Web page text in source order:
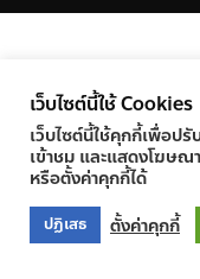
เว็บไซต์นี้ใช้ Cookies
เว็บไซต์นี้ใช้คุกกี้เพื่อปรั
เข้าชม และแสดงโฆษ
หรือตั้งค่าคุกกี้ได้
ปฏิเสธ ตั้งค่าคุกกี้